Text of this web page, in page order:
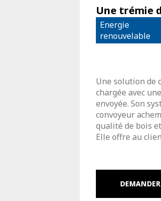
Une trémie
Energie
renouvelable
Une solution de
chargée avec
envoyée. Son
convoyeur
qualité de bois
Elle offre au